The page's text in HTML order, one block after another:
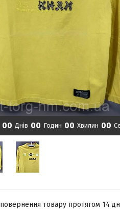
00 Днів 00 Годин 00 Хвилин 00
повернення товару протягом 14